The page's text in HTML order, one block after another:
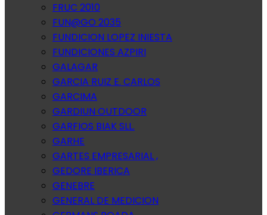
FRUC 2010
FUN@GO 2035
FUNDICION LOPEZ INIESTA
FUNDICIONES AZPIRI
GALAGAR
GARCIA RUIZ E. CARLOS
GARCIMA
GARDIUN OUTDOOR
GARFIOS BIAK SLL.
GARHE
GARTES EMPRESARIAL ,
GEDORE IBERICA
GENEBRE
GENERAL DE MEDICION